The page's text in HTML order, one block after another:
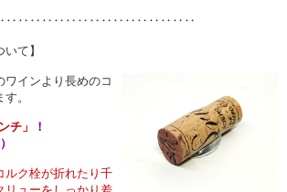
いて】
ワインより長めのコ
。
チ」
！
ルク栓が折れたり千